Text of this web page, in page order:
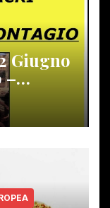
Giugno
–